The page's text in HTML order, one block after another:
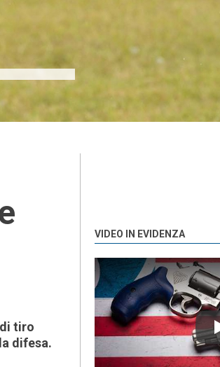
tiro
difesa.
VIDEO IN EVIDENZA